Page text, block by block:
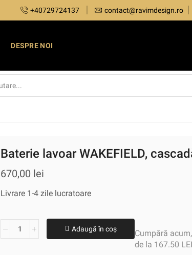
+40729724137 contact@ravimdesign.ro
DESPRE NOI
Baterie lavoar WAKEFIELD,
670,00 lei
Livrare 1-4 zile lucratoare
Adaugă în coș
Cumpără
de la 167.50